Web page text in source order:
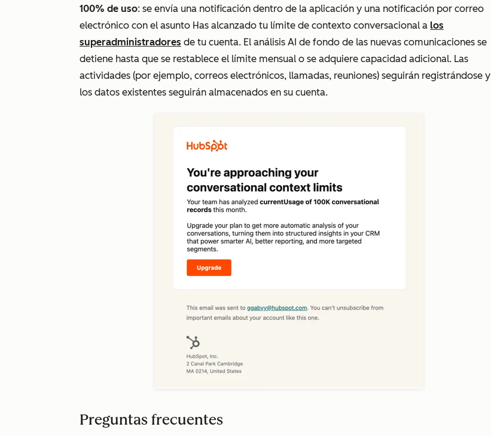
100% de uso: se envía una notificación dentro de la aplicación y una notificación por correo
electrónico con el asunto Has alcanzado tu límite de contexto conversacional a los
superadministradores de tu cuenta. El análisis AI de fondo de las nuevas comunicaciones se
detiene hasta que se restablece el límite mensual o se adquiere capacidad adicional. Las
actividades (por ejemplo, correos electrónicos, llamadas, reuniones) seguirán registrándose y
los datos existentes seguirán almacenados en su cuenta.
Preguntas frecuentes